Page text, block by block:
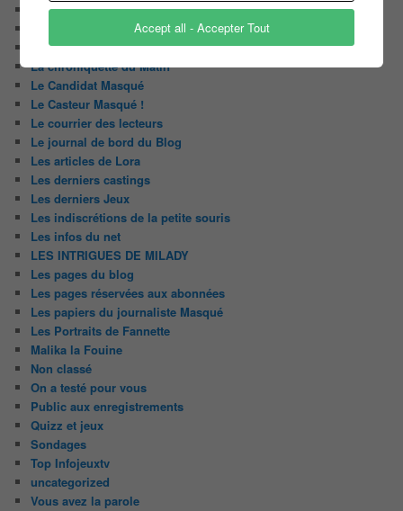
Enquête
Huggy les bons tuyaux
L'analyse de Javier
La chroniquette du Matin
Le Candidat Masqué
Le Casteur Masqué !
Le courrier des lecteurs
Le journal de bord du Blog
Les articles de Lora
Les derniers castings
Les derniers Jeux
Les indiscrétions de la petite souris
Les infos du net
LES INTRIGUES DE MILADY
Les pages du blog
Les pages réservées aux abonnées
Les papiers du journaliste Masqué
Les Portraits de Fannette
Malika la Fouine
Non classé
On a testé pour vous
Public aux enregistrements
Quizz et jeux
Sondages
Top Infojeuxtv
uncategorized
Vous avez la parole
Accept all - Accepter Tout